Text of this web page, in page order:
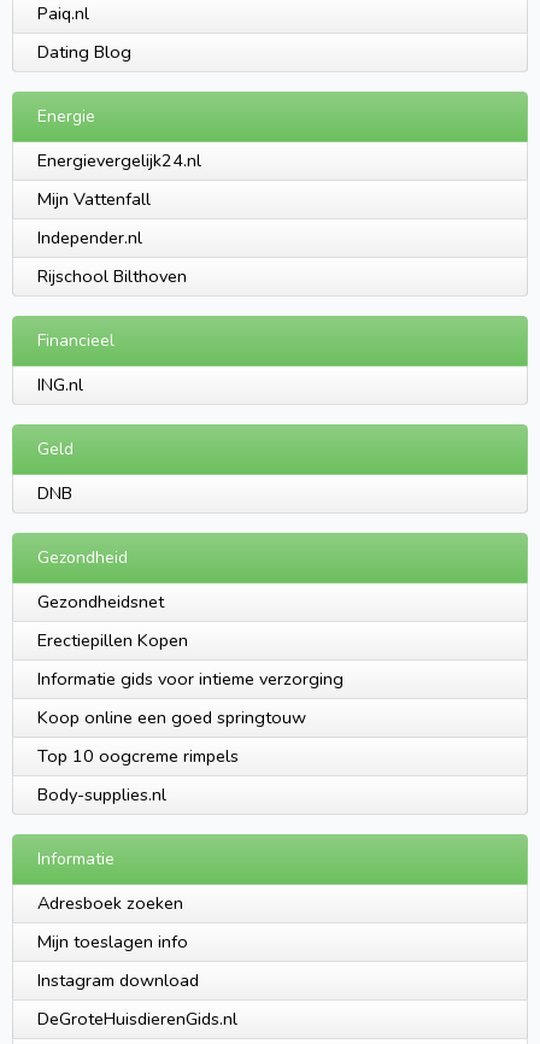
Paiq.nl
Dating Blog
Energie
Energievergelijk24.nl
Mijn Vattenfall
Independer.nl
Rijschool Bilthoven
Financieel
ING.nl
Geld
DNB
Gezondheid
Gezondheidsnet
Erectiepillen Kopen
Informatie gids voor intieme verzorging
Koop online een goed springtouw
Top 10 oogcreme rimpels
Body-supplies.nl
Informatie
Adresboek zoeken
Mijn toeslagen info
Instagram download
DeGroteHuisdierenGids.nl